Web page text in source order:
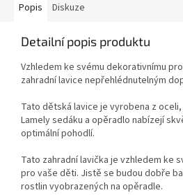
Popis Diskuze
Detailní popis produktu
Vzhledem ke svému dekorativnímu
zahradní lavice nepřehlédnutelným
Tato dětská lavice je vyrobena z
Lamely sedáku a opěradlo nabízejí
optimální pohodlí.
Tato zahradní lavička je vzhledem ke
pro vaše děti. Jistě se budou dobře
rostlin vyobrazených na opěradle.